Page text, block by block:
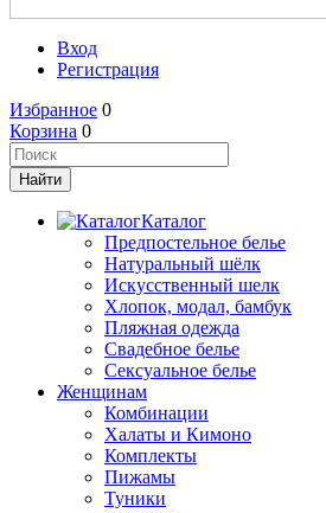
Вход
Регистрация
Избранное 0
Корзина 0
Каталог
Предпостельное белье
Натуральный шёлк
Искусственный шелк
Хлопок, модал, бамбук
Пляжная одежда
Свадебное белье
Сексуальное белье
Женщинам
Комбинации
Халаты и Кимоно
Комплекты
Пижамы
Туники